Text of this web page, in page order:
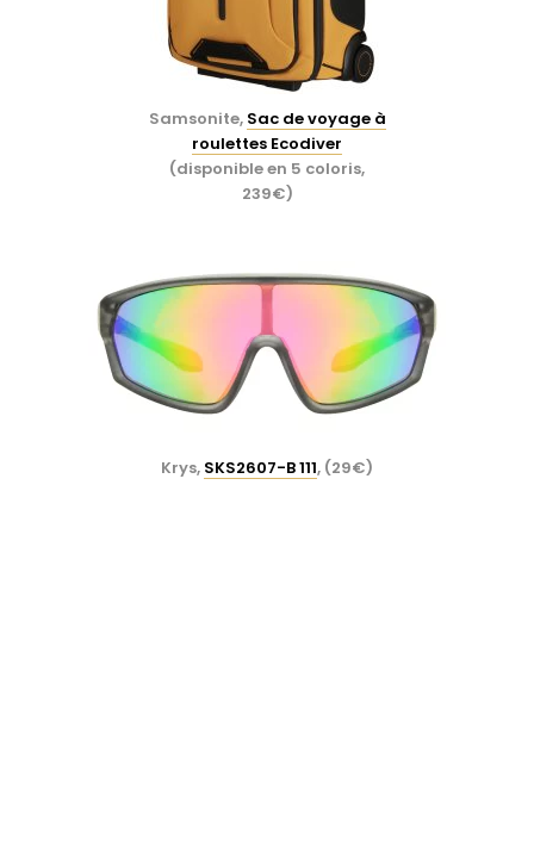
Samsonite, Sac de voyage à
roulettes Ecodiver
(disponible en 5 coloris,
239€)
Krys, SKS2607-B 111, (29€)